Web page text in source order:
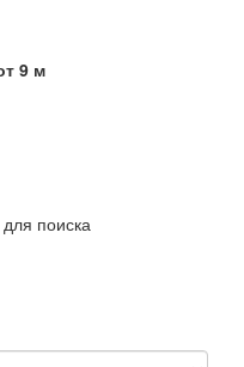
9 м
поиска